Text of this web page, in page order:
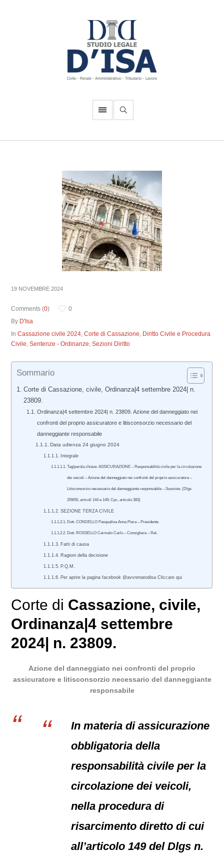
19 NOVEMBRE 2024
Comments (0)
0
By D'Isa
InCassazione civile 2024,Corte di Cassazione, Diritto Civile e Procedura
Civile,Sentenze - Ordinanze,Sezioni Diritto
Sommario
Corte di Cassazione, civile, Ordinanza|4 settembre 2024| n.
23809.
Ordinanza|4 settembre 2024| n. 23809. Azione del danneggiato nei
confronti del proprio assicuratore e litisconsorzio necessario del
danneggiante responsabile
Data udienza 24 giugno 2024
Integrale
Tag/parola chiave: ASSICURAZIONE – Responsabilità civile per la circolazione
dei veicoli – Azione del danneggiato nei confronti del proprio assicuratore –
Litisconsorzio necessario del danneggiante responsabile – Sussiste. (Dlgs
209/05, articoli 144 e 149; Cpc, articolo 383)
SEZIONE TERZA CIVILE
Dott. CONDELLO Pasqualina Anna Piera – Presidente
Dott. ROSSELLO Carmelo Carlo – Consigliere – Rel.
Fatti di causa
Ragioni della decisione
P.Q.M.
Per aprire la pagina facebook @avvrenatodisa Cliccare qui
Corte di Cassazione, civile,
Ordinanza|4 settembre
2024| n. 23809.
Azione del danneggiato nei confronti del proprio
assicuratore e litisconsorzio necessario del danneggiante
responsabile
In materia di assicurazione
obbligatoria della
responsabilità civile per la
circolazione dei veicoli,
nella procedura di
risarcimento diretto di cui
all’articolo 149 del Dlgs n.